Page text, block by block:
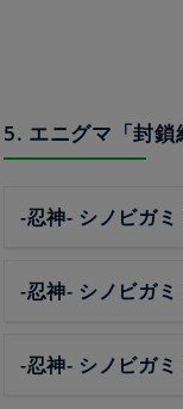
5. エニグマ「封鎖
-忍神- シノビガミ
-忍神- シノビガミ
-忍神- シノビガミ